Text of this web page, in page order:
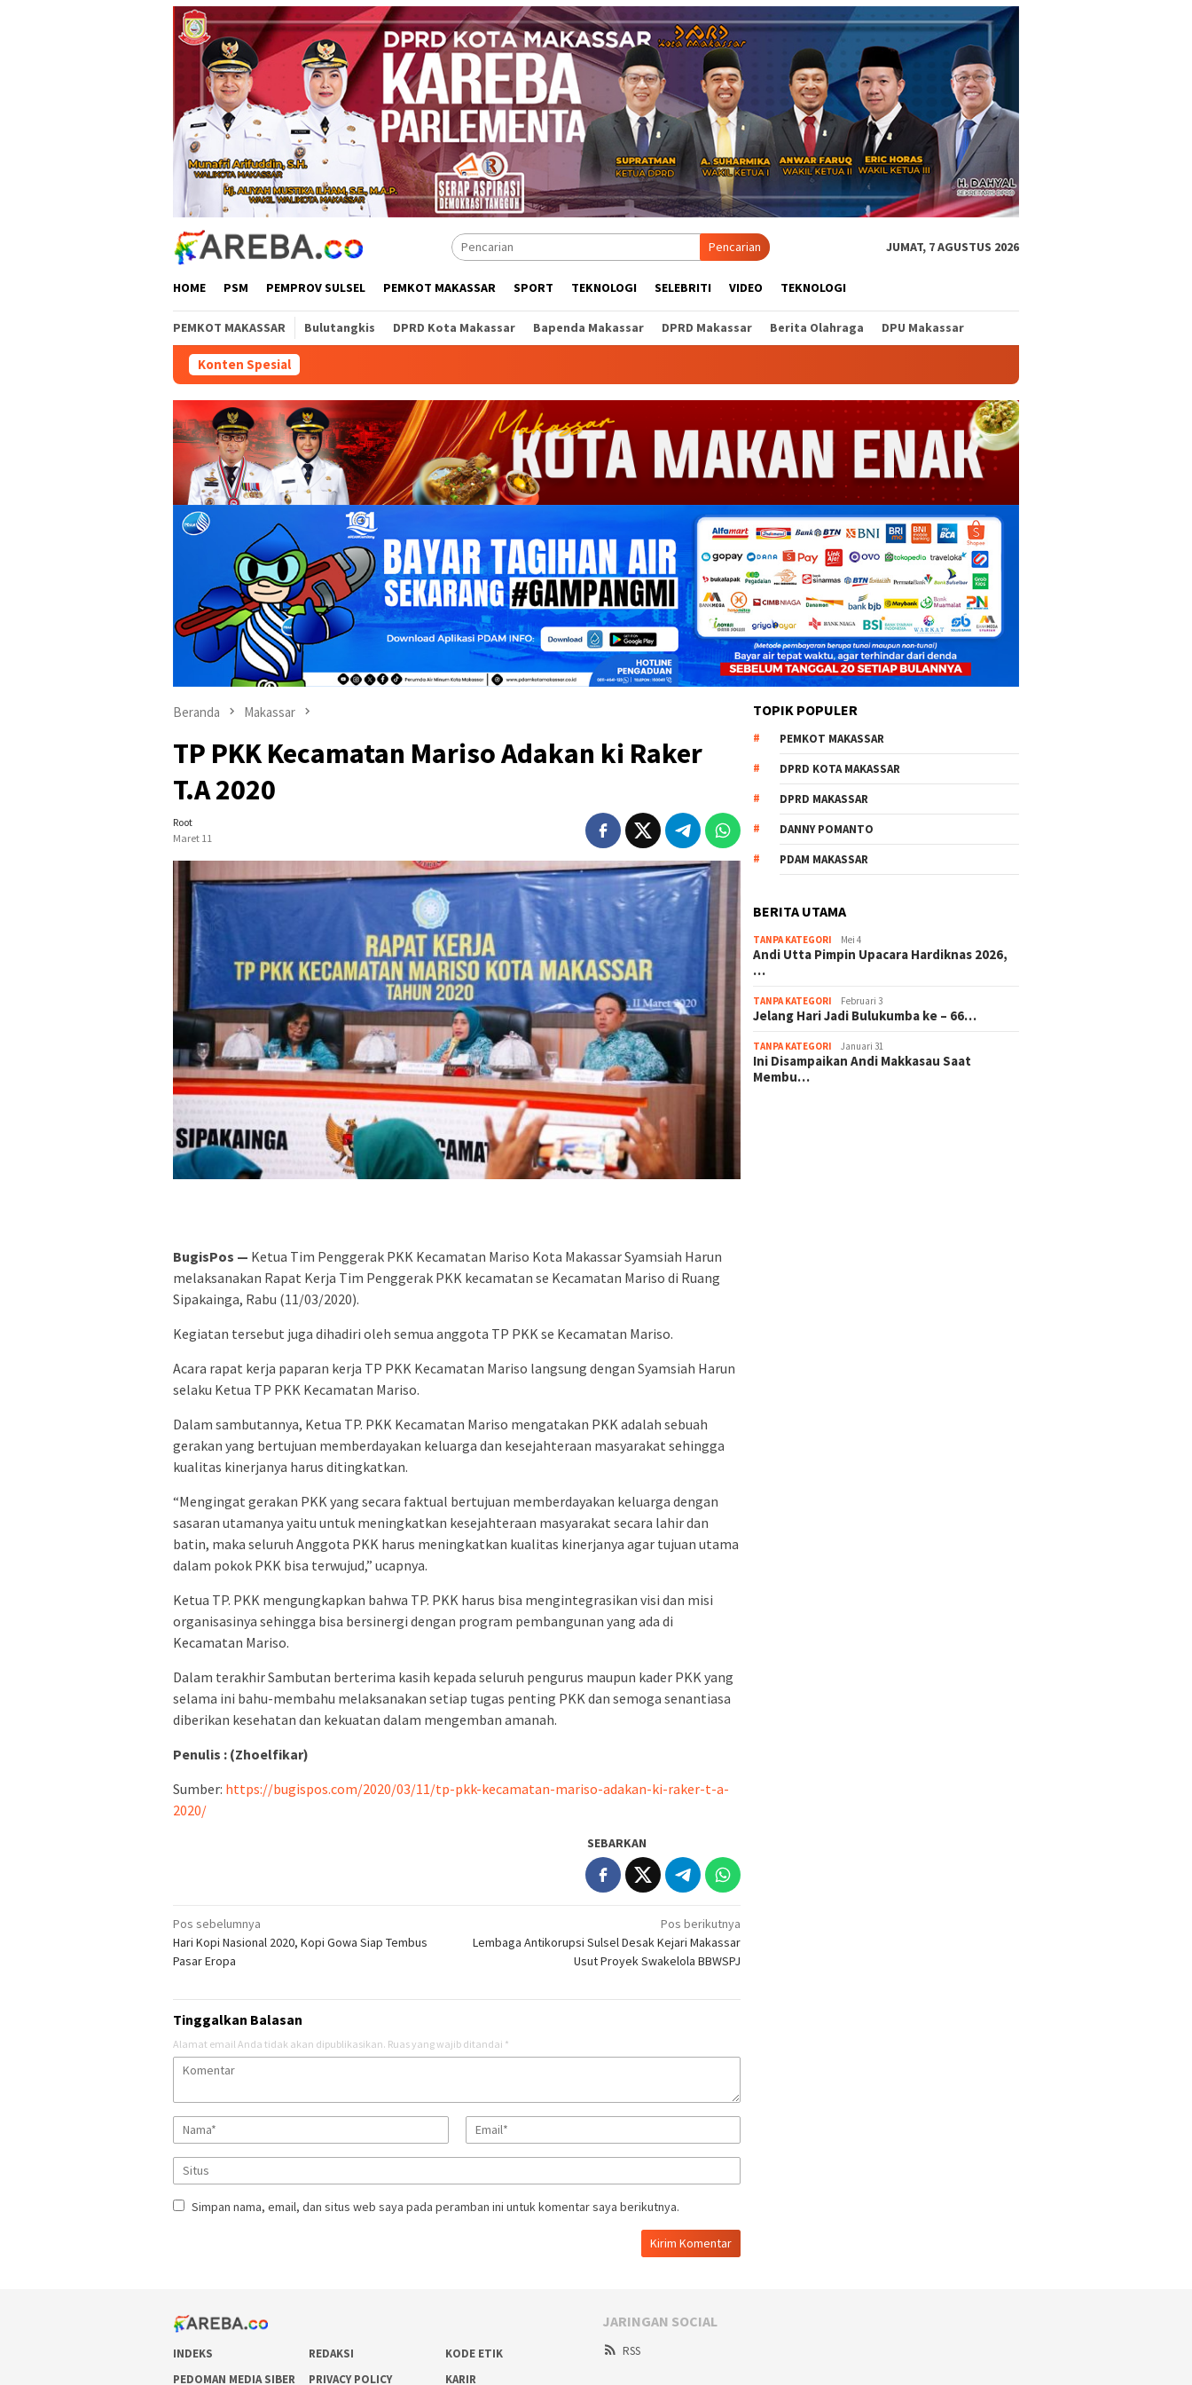
Pencarian JUMAT, 7 AGUSTUS 2026
HOME PSM PEMPROV SULSEL PEMKOT MAKASSAR SPORT TEKNOLOGI SELEBRITI VIDEO TEKNOLOGI
PEMKOT MAKASSAR Bulutangkis DPRD Kota Makassar Bapenda Makassar DPRD Makassar Berita Olahraga DPU Makassar
Konten Spesial
Beranda Makassar
TP PKK Kecamatan Mariso Adakan ki Raker
T.A 2020
Root
Maret 11
BugisPos — Ketua Tim Penggerak PKK Kecamatan Mariso Kota Makassar Syamsiah Harun
melaksanakan Rapat Kerja Tim Penggerak PKK kecamatan se Kecamatan Mariso di Ruang
Sipakainga, Rabu (11/03/2020).
Kegiatan tersebut juga dihadiri oleh semua anggota TP PKK se Kecamatan Mariso.
Acara rapat kerja paparan kerja TP PKK Kecamatan Mariso langsung dengan Syamsiah Harun
selaku Ketua TP PKK Kecamatan Mariso.
Dalam sambutannya, Ketua TP. PKK Kecamatan Mariso mengatakan PKK adalah sebuah
gerakan yang bertujuan memberdayakan keluarga dan kesejahteraan masyarakat sehingga
kualitas kinerjanya harus ditingkatkan.
“Mengingat gerakan PKK yang secara faktual bertujuan memberdayakan keluarga dengan
sasaran utamanya yaitu untuk meningkatkan kesejahteraan masyarakat secara lahir dan
batin, maka seluruh Anggota PKK harus meningkatkan kualitas kinerjanya agar tujuan utama
dalam pokok PKK bisa terwujud,” ucapnya.
Ketua TP. PKK mengungkapkan bahwa TP. PKK harus bisa mengintegrasikan visi dan misi
organisasinya sehingga bisa bersinergi dengan program pembangunan yang ada di
Kecamatan Mariso.
Dalam terakhir Sambutan berterima kasih kepada seluruh pengurus maupun kader PKK yang
selama ini bahu-membahu melaksanakan setiap tugas penting PKK dan semoga senantiasa
diberikan kesehatan dan kekuatan dalam mengemban amanah.
Penulis : (Zhoelfikar)
Sumber: https://bugispos.com/2020/03/11/tp-pkk-kecamatan-mariso-adakan-ki-raker-t-a-
2020/
SEBARKAN
Navigasi
pos
Pos sebelumnya
Hari Kopi Nasional 2020, Kopi Gowa Siap Tembus
Pasar Eropa
Pos berikutnya
Lembaga Antikorupsi Sulsel Desak Kejari Makassar
Usut Proyek Swakelola BBWSPJ
Tinggalkan Balasan
Alamat email Anda tidak akan dipublikasikan. Ruas yang wajib ditandai *
Simpan nama, email, dan situs web saya pada peramban ini untuk komentar saya berikutnya.
TOPIK POPULER
PEMKOT MAKASSAR
DPRD KOTA MAKASSAR
DPRD MAKASSAR
DANNY POMANTO
PDAM MAKASSAR
BERITA UTAMA
TANPA KATEGORI Mei 4
Andi Utta Pimpin Upacara Hardiknas 2026,
…
TANPA KATEGORI Februari 3
Jelang Hari Jadi Bulukumba ke – 66…
TANPA KATEGORI Januari 31
Ini Disampaikan Andi Makkasau Saat
Membu…
INDEKS REDAKSI
KODE ETIK
PEDOMAN MEDIA SIBER
PRIVACY POLICY KARIR
JARINGAN SOCIAL
RSS